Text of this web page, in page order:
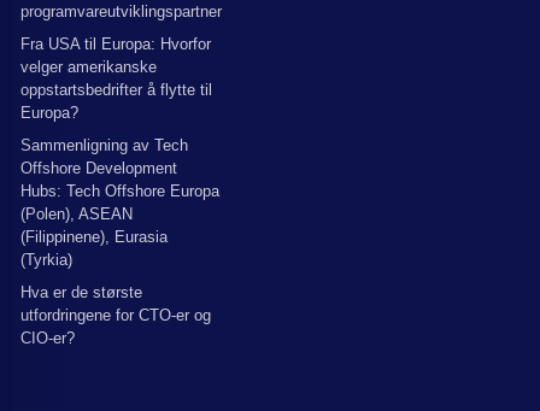
programvareutviklingspartner
Fra USA til Europa: Hvorfor
velger amerikanske
oppstartsbedrifter å flytte til
Europa?
Sammenligning av Tech
Offshore Development
Hubs: Tech Offshore Europa
(Polen), ASEAN
(Filippinene), Eurasia
(Tyrkia)
Hva er de største
utfordringene for CTO-er og
CIO-er?